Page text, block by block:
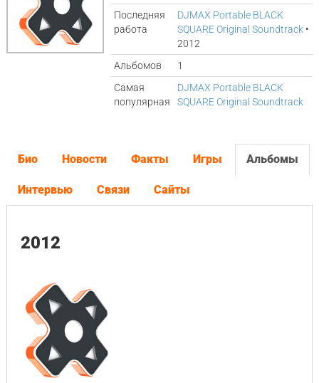
Последняя
работа
DJMAX Portable BLACK
SQUARE Original Soundtrack •
2012
Альбомов
1
Самая
популярная
DJMAX Portable BLACK
SQUARE Original Soundtrack
Био Новости Факты Игры Альбомы
Интервью Связи Сайты
2012